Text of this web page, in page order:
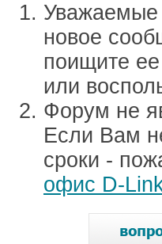
новое
поищите
или
Форум не
Если Вам
сроки -
офис D-